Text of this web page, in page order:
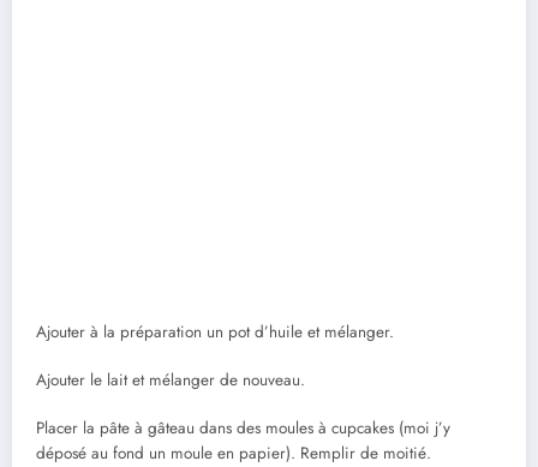
Ajouter à la préparation un pot d’huile et mélanger.
Ajouter le lait et mélanger de nouveau.
Placer la pâte à gâteau dans des moules à cupcakes (moi j’y
déposé au fond un moule en papier). Remplir de moitié.